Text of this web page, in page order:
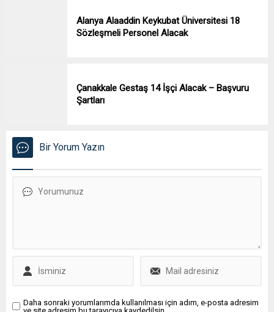
Alanya Alaaddin Keykubat Üniversitesi 18
Sözleşmeli Personel Alacak
Çanakkale Gestaş 14 İşçi Alacak – Başvuru
Şartları
Bir Yorum Yazın
Daha sonraki yorumlarımda kullanılması için adım, e-posta adresim
ve site adresim bu tarayıcıya kaydedilsin.